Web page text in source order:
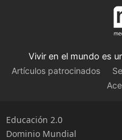
Vivir en el mundo es
Artículos patrocinados
Educación 2.0
Dominio Mundial